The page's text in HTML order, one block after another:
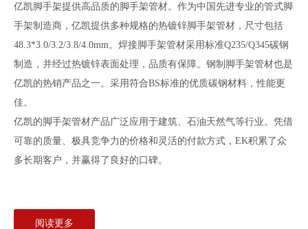
亿凯脚手架提供高品质的脚手架管材。作为中国先进专业的管式脚
手架制造商，亿凯提供多种规格的热镀锌脚手架管材，尺寸包括
48.3*3.0/3.2/3.8/4.0mm。焊接脚手架管材采用标准Q235/Q345碳钢
制造，并经过热镀锌表面处理，品质有保障。钢制脚手架管材也是
亿凯的热销产品之一。采用符合BS标准的优质碳钢材料，性能更
佳。
亿凯的脚手架管材产品广泛应用于建筑、石油天然气等行业。凭借
可靠的质量、极具竞争力的价格和灵活的付款方式，EK积累了众
多长期客户，并赢得了良好的口碑。
阅读更多